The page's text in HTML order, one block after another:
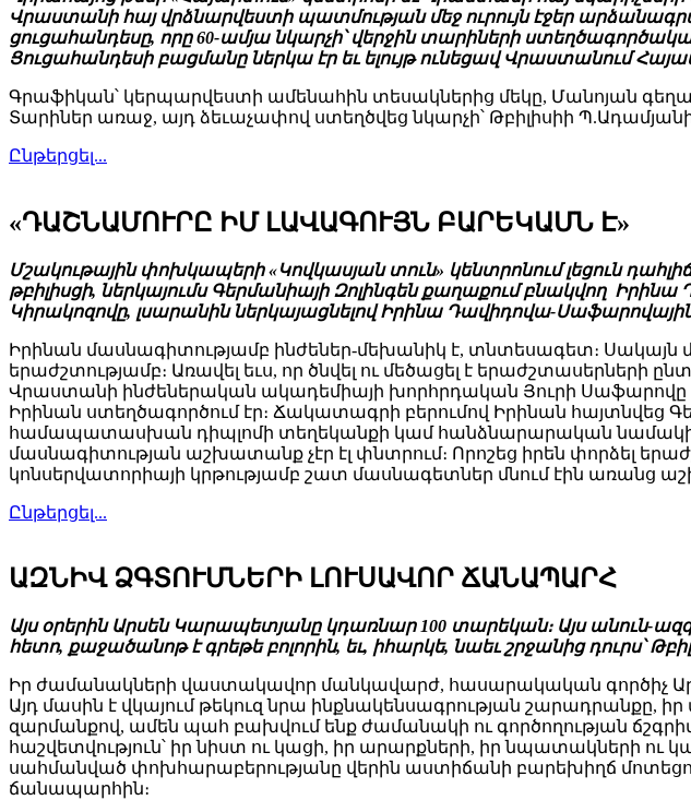
Վրաստանի հայ վրձնարվեստի պատմության մեջ ուրույն էջեր
ցուցահանդեսը, որը 60-ամյա նկարչի՝ վերջին տարիների
Ցուցահանդեսի բացմանը ներկա էր եւ ելույթ ունեցավ Վրաստանում
Գրաֆիկան՝ կերպարվեստի ամենահին տեսակներից մեկը, Մանոյան
Տարիներ առաջ, այդ ձեւաչափով ստեղծվեց նկարչի՝ Թբիլիսիի
Ընթերցել...
«ԴԱՇՆԱՄՈՒՐԸ ԻՄ ԼԱՎԱԳՈՒՅՆ ԲԱՐԵԿԱՄՆ Է»
Մշակութային փոխկապերի «Կովկասյան տուն» կենտրոնում լեցուն
թբիլիսցի, ներկայումս Գերմանիայի Զոլինգեն քաղաքում բնակվող
Կիրակոզովը, լսարանին ներկայացնելով Իրինա Դավիդովա-
Իրինան մասնագիտությամբ ինժեներ-մեխանիկ է, տնտեսագետ։ Սակայն
երաժշտությամբ։ Առավել եւս, որ ծնվել ու մեծացել է երաժշտասերների
Վրաստանի ինժեներական ակադեմիայի խորհրդական Յուրի Սաֆարովը
Իրինան ստեղծագործում էր։ Ճակատագրի բերումով Իրինան հայտնվեց
համապատասխան դիպլոմի տեղեկանքի կամ հանձնարարական
մասնագիտության աշխատանք չէր էլ փնտրում։ Որոշեց իրեն փորձել
կոնսերվատորիայի կրթությամբ շատ մասնագետներ մնում էին առանց
Ընթերցել...
ԱԶՆԻՎ ՁԳՏՈՒՄՆԵՐԻ ԼՈՒՍԱՎՈՐ ՃԱՆԱՊԱՐՀ
Այս օրերին Արսեն Կարապետյանը կդառնար 100 տարեկան։ Այս անուն-
հետո, քաջածանոթ է գրեթե բոլորին, եւ, իհարկե, նաեւ շրջանից դուրս՝
Իր ժամանակների վաստակավոր մանկավարժ, հասարակական գործիչ
Այդ մասին է վկայում թեկուզ նրա ինքնակենսագրության շարադրանքը,
զարմանքով, ամեն պահ բախվում ենք ժամանակի ու գործողության
հաշվետվություն՝ իր նիստ ու կացի, իր արարքների, իր նպատակների
սահմանված փոխհարաբերությանը վերին աստիճանի բարեխիղճ
ճանապարհին։